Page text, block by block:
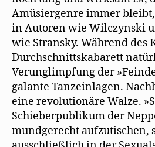
Amüsiergenre immer
in Autoren wie Wilczynski
wie Stransky. Während des
Durchschnittskabarett
Verunglimpfung der
galante Tanzeinlagen.
eine revolutionäre Walze.
Schieberpublikum der
mundgerecht aufzutischen,